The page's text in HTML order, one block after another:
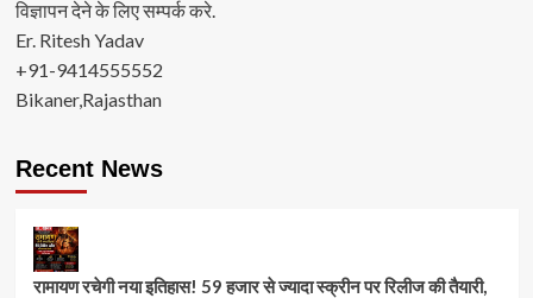
विज्ञापन देने के लिए सम्पर्क करे.
Er. Ritesh Yadav
+91-9414555552
Bikaner,Rajasthan
Recent News
रामायण रचेगी नया इतिहास! 59 हजार से ज्यादा स्क्रीन पर रिलीज की तैयारी,